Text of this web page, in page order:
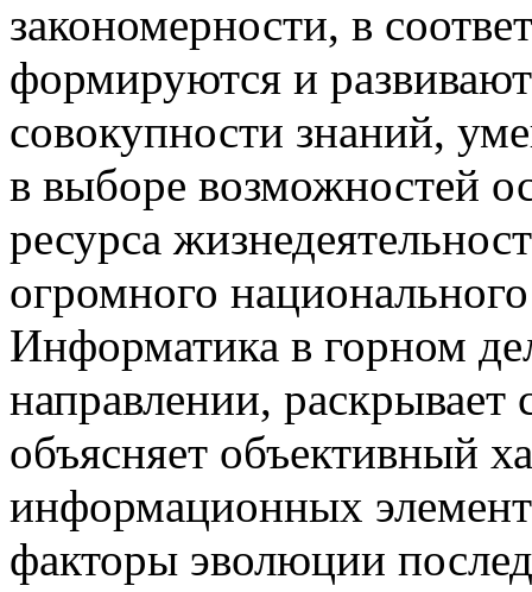
закономерности, в
формируются и
совокупности знаний,
в выборе возможностей
ресурса
огромного национального
Информатика в горном
направлении,
объясняет объективный
информационных
факторы эволюции